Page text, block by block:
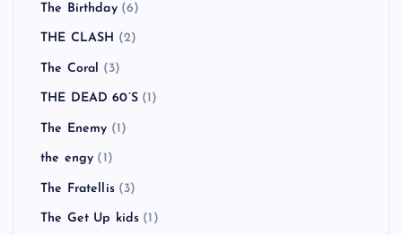
The Birthday(6)
THE CLASH (2)
The Coral (3)
THE DEAD 60’S(1)
The Enemy (1)
the engy (1)
The Fratellis(3)
The Get Up kids (1)